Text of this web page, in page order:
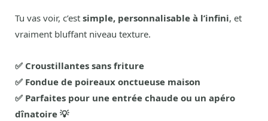
Tu vas voir, c’est simple, personnalisable à l’infini, et
vraiment bluffant niveau texture.
✅ Croustillantes sans friture
✅ Fondue de poireaux onctueuse maison
✅ Parfaites pour une entrée chaude ou un apéro
dînatoire 💡